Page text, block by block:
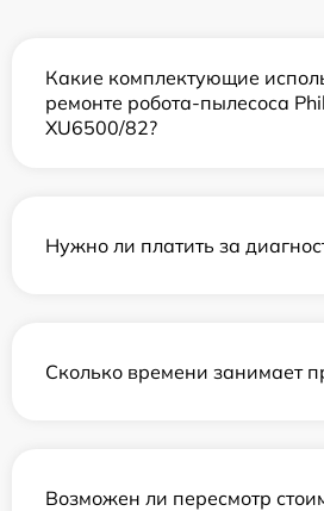
Какие комплектующие
ремонте робота-пылесоса
XU6500/82?
Нужно ли платить за
Сколько времени занимает
Возможен ли пересмотр